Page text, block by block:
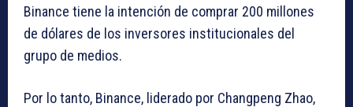
Binance tiene la intención de comprar 200 millones
de dólares de los inversores institucionales del
grupo de medios.
Por lo tanto, Binance, liderado por Changpeng Zhao,